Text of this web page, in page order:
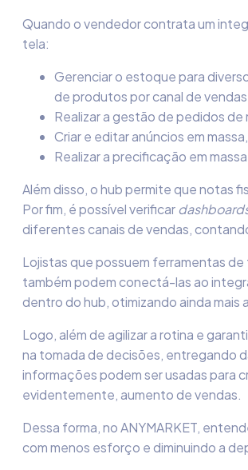
Quando o vendedor contrata um
tela:
Gerenciar o estoque para
de produtos por canal de
Realizar a gestão de pedidos
Criar e editar anúncios em
Realizar a precificação em
Além disso, o hub permite que notas
Por fim, é possível verificar
diferentes canais de vendas,
Lojistas que possuem ferramentas
também podem conectá-las ao
dentro do hub, otimizando ainda mais
Logo, além de agilizar a rotina e
na tomada de decisões, entregando
informações podem ser usadas para
evidentemente, aumento de vendas.
Dessa forma, no ANYMARKET,
com menos esforço e diminuindo a